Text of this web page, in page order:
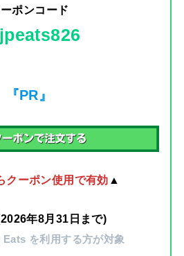
ポンコード
『PR』
クーポン使用で有効 ▲
年8月31日まで)
を利用する方が対象